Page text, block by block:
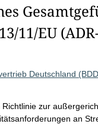
11/EU
Deutschland
zur
an